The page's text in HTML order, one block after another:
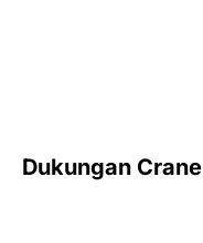
Dukungan Crane